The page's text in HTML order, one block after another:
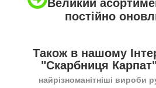
Великий
постійно
Також в нашому
"Скарбниця
найрізноманітніші вироби